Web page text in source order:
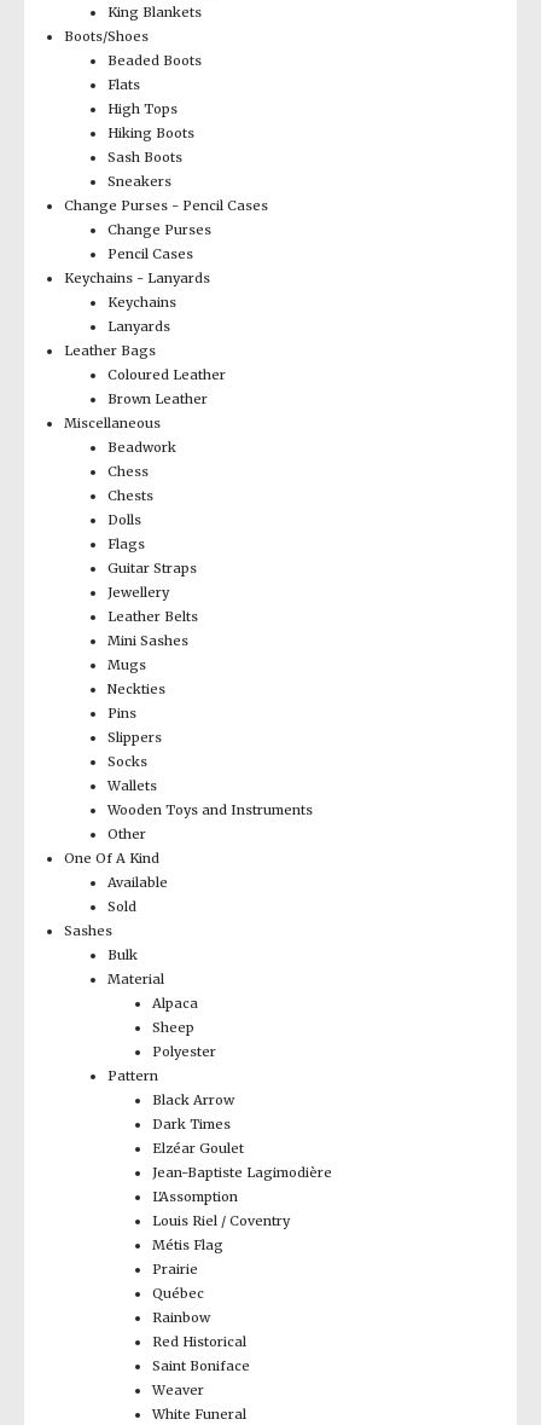
King Blankets
Boots/Shoes
Beaded Boots
Flats
High Tops
Hiking Boots
Sash Boots
Sneakers
Change Purses - Pencil Cases
Change Purses
Pencil Cases
Keychains - Lanyards
Keychains
Lanyards
Leather Bags
Coloured Leather
Brown Leather
Miscellaneous
Beadwork
Chess
Chests
Dolls
Flags
Guitar Straps
Jewellery
Leather Belts
Mini Sashes
Mugs
Neckties
Pins
Slippers
Socks
Wallets
Wooden Toys and Instruments
Other
One Of A Kind
Available
Sold
Sashes
Bulk
Material
Alpaca
Sheep
Polyester
Pattern
Black Arrow
Dark Times
Elzéar Goulet
Jean-Baptiste Lagimodière
L'Assomption
Louis Riel / Coventry
Métis Flag
Prairie
Québec
Rainbow
Red Historical
Saint Boniface
Weaver
White Funeral